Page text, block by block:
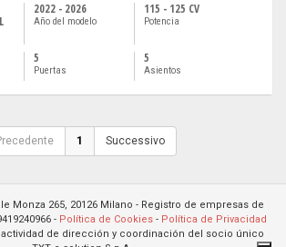
2022 - 2026
Año del modelo
115 - 125 CV
Potencia
5
Puertas
5
Asientos
1 Successivo
Monza 265, 20126 Milano - Registro de empresas de
- Política de Cookies - Política de Privacidad
actividad de dirección y coordinación del socio único